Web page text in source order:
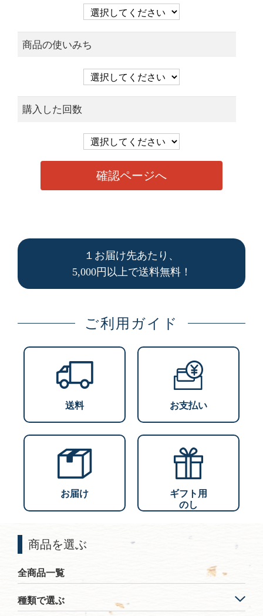
商品の使いみち
購入した回数
１お届け先あたり、
5,000円以上で送料無料！
ご利用ガイド
送料 お支払い
お届け
ギフト用
のし
商品を選ぶ
全商品一覧
種類で選ぶ